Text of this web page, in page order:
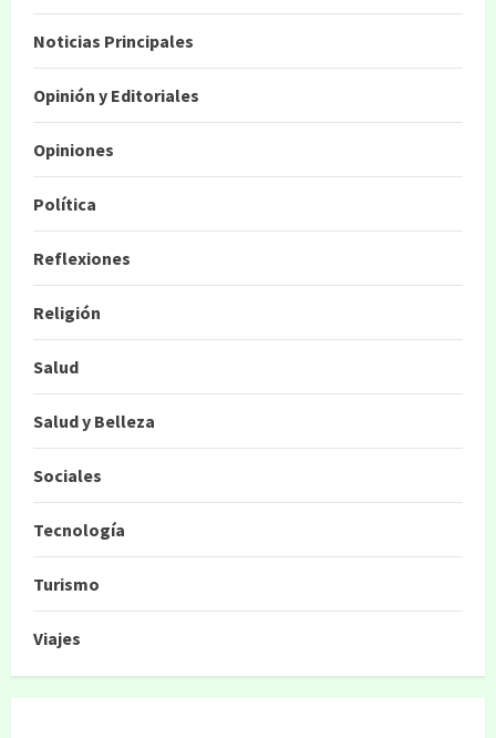
Noticias Principales
Opinión y Editoriales
Opiniones
Política
Reflexiones
Religión
Salud
Salud y Belleza
Sociales
Tecnología
Turismo
Viajes